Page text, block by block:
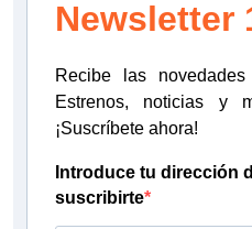
Newsletter
Recibe las
Estrenos, noticias y
¡Suscríbete ahora!
Introduce tu dirección
suscribirte